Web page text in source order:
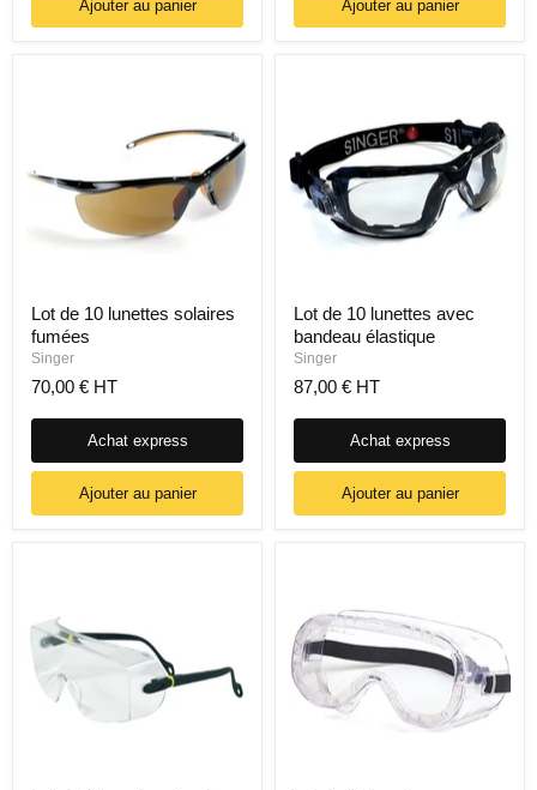
Ajouter au panier Ajouter au panier
Lot de 10 lunettes solaires
fumées
Singer
70,00 € HT
Achat express
Ajouter au panier
Lot de 10 lunettes avec
bandeau élastique
Singer
87,00 € HT
Achat express
Ajouter au panier